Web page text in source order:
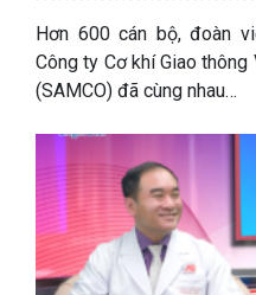
Hơn 600 cán bộ, đoàn
Công ty Cơ khí Giao
(SAMCO) đã cùng nhau…